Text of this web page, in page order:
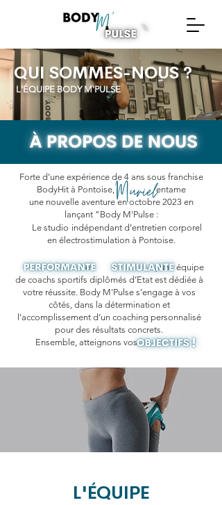
QUI SOMMES-NOUS ?
L'ÉQUIPE BODY M'PULSE
Forte d’une expérience de 4 ans sous franchise
BodyHit à Pontoise, entame
une nouvelle aventure en octobre 2023 en
lançant "Body M'Pulse :
Le studio indépendant d’entretien corporel
en électrostimulation à Pontoise.
et , une équipe
de coachs sportifs diplômés d’Etat est dédiée à
votre réussite. Body M'Pulse s’engage à vos
côtés, dans la détermination et
l’accomplissement d’un coaching personnalisé
pour des résultats concrets.
Ensemble, atteignons vos
L'ÉQUIPE